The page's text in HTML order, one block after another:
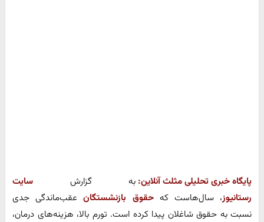
پایگاه خبری تحلیلی مثلث آنلاین: به گزارش سایت
رستانیوز، سال‌هاست کهحقوق بازنشستگانعقب‌ماندگی جدی
نسبت به حقوق شاغلان پیدا کرده است. تورم بالا، هزینه‌های درمان،